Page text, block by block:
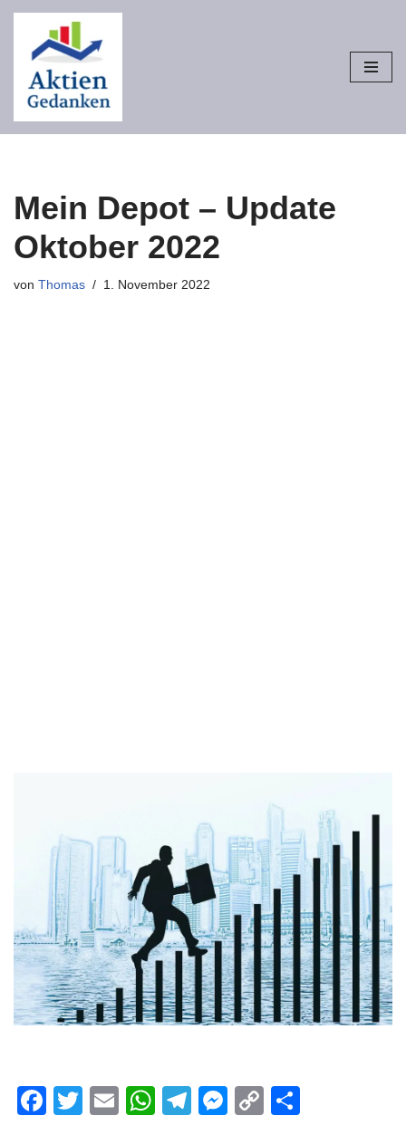
Zum
Inhalt
springen
Mein Depot – Update
Oktober 2022
von Thomas 1. November 2022
F
T
E
W
T
M
C